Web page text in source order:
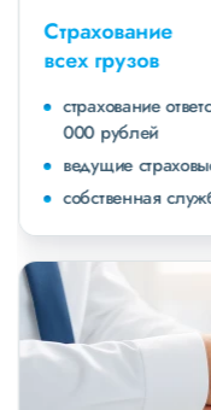
Страхование
всех грузов
страхование
000 рублей
ведущие
собственная